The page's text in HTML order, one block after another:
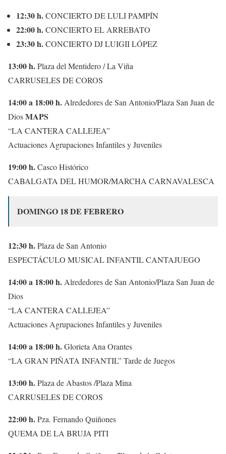
12:30 h.CONCIERTO DE LULI PAMPÍN
22:00 h.CONCIERTO EL ARREBATO
23:30 h.CONCIERTO DJ LUIGII LÓPEZ
13:00 h.Plaza del Mentidero / La Viña
CARRUSELES DE COROS
14:00 a 18:00 h. Alrededores de San Antonio/Plaza San Juan de
DiosMAPS
“LA CANTERA CALLEJEA”
Actuaciones Agrupaciones Infantiles y Juveniles
19:00 h.Casco Histórico
CABALGATA DEL HUMOR/MARCHA CARNAVALESCA
DOMINGO 18 DE FEBRERO
12:30 h.Plaza de San Antonio
ESPECTÁCULO MUSICAL INFANTIL CANTAJUEGO
14:00 a 18:00 h. Alrededores de San Antonio/Plaza San Juan de
Dios
“LA CANTERA CALLEJEA”
Actuaciones Agrupaciones Infantiles y Juveniles
14:00 a 18:00 h.Glorieta Ana Orantes
“LA GRAN PIÑATA INFANTIL” Tarde de Juegos
13:00 h.Plaza de Abastos /Plaza Mina
CARRUSELES DE COROS
22:00 h.Pza. Fernando Quiñones
QUEMA DE LA BRUJA PITI